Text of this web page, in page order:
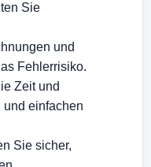
Sie
und
Fehlerrisiko.
Zeit und
und einfachen
Sie sicher,